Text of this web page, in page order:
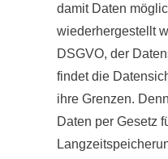
damit Daten
wiederhergestellt
DSGVO, der
findet die
ihre Grenzen.
Daten per Gesetz